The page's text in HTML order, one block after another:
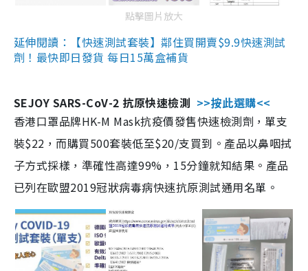
點擊圖片放大
延伸閱讀：【快速測試套裝】鄰住買開賣$9.9快速測試
劑！最快即日發貨 每日15萬盒補貨
SEJOY SARS-CoV-2 抗原快速檢測 >>按此選購<<
香港口罩品牌HK-M Mask抗疫價發售快速檢測劑，單支
裝$22，而購買500套裝低至$20/支買到。產品以鼻咽拭
子方式採樣，準確性高達99%，15分鐘就知結果。產品
已列在歐盟2019冠狀病毒病快速抗原測試通用名單。